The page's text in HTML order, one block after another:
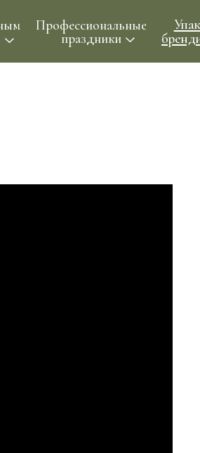
Упаковка и
брендирование
Профессиональные
праздники